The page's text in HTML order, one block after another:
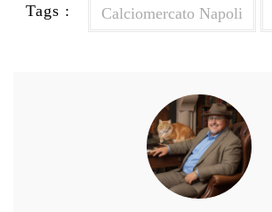
Tags : Calciomercato Napoli